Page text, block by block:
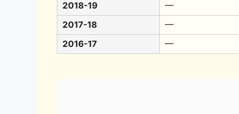
2018-19
━
2017-18
━
2016-17
━